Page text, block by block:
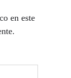
en este